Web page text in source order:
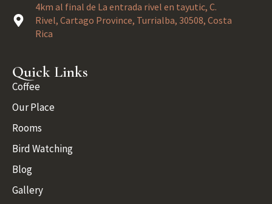
4km al final de La entrada rivel en tayutic, C.
Rivel, Cartago Province, Turrialba, 30508, Costa
Rica
Quick Links
Coffee
Our Place
Rooms
Bird Watching
Blog
Gallery